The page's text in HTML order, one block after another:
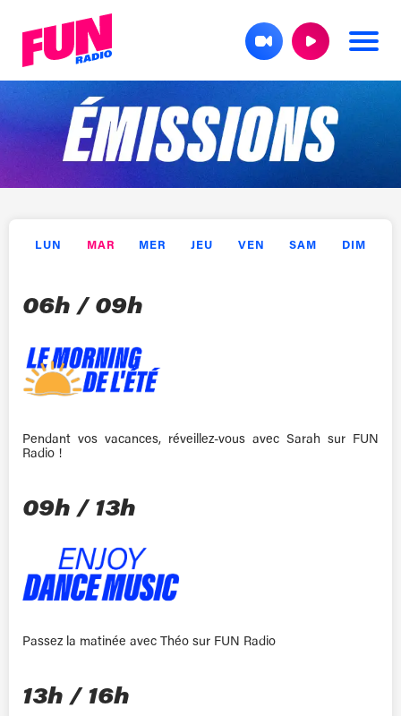
LUN M AR M ER J EU V EN SAM D IM
06h / 09h
Pendant vos vacances, réveillez-vous avec Sarah sur FUN
Radio !
09h / 13h
Passez la matinée avec Théo sur FUN Radio
13h / 16h